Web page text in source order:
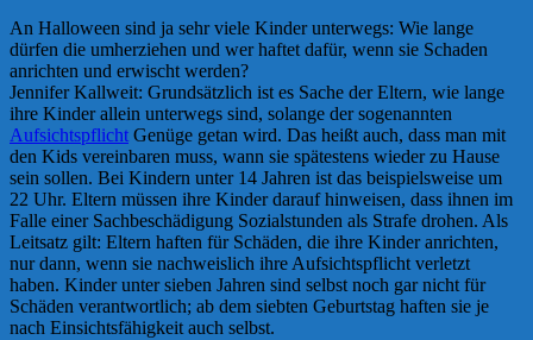
An Halloween sind ja sehr viele Kinder unterwegs: Wie lange
dürfen die umherziehen und wer haftet dafür, wenn sie Schaden
anrichten und erwischt werden?
Jennifer Kallweit: Grundsätzlich ist es Sache der Eltern, wie lange
ihre Kinder allein unterwegs sind, solange der sogenannten
Aufsichtspflicht Genüge getan wird. Das heißt auch, dass man mit
den Kids vereinbaren muss, wann sie spätestens wieder zu Hause
sein sollen. Bei Kindern unter 14 Jahren ist das beispielsweise um
22 Uhr. Eltern müssen ihre Kinder darauf hinweisen, dass ihnen im
Falle einer Sachbeschädigung Sozialstunden als Strafe drohen. Als
Leitsatz gilt: Eltern haften für Schäden, die ihre Kinder anrichten,
nur dann, wenn sie nachweislich ihre Aufsichtspflicht verletzt
haben. Kinder unter sieben Jahren sind selbst noch gar nicht für
Schäden verantwortlich; ab dem siebten Geburtstag haften sie je
nach Einsichtsfähigkeit auch selbst.